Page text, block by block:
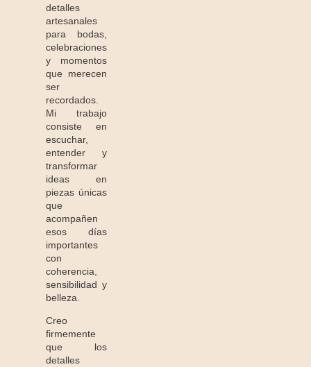
detalles
artesanales
para bodas,
celebraciones
y momentos
que merecen
ser
recordados.
Mi trabajo
consiste en
escuchar,
entender y
transformar
ideas en
piezas únicas
que
acompañen
esos días
importantes
con
coherencia,
sensibilidad y
belleza.
Creo
firmemente
que los
detalles